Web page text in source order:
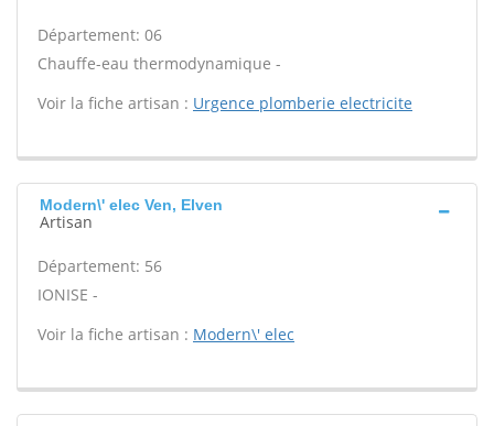
Département: 06
Chauffe-eau thermodynamique -
Voir la fiche artisan : Urgence plomberie electricite
Modern\' elec Ven, Elven
Artisan
Département: 56
IONISE -
Voir la fiche artisan : Modern\' elec